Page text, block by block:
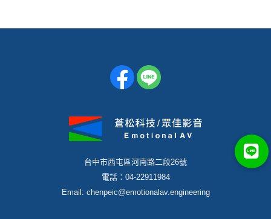
台中市西屯區河南路二段26號
電話：04-22911984
Email: chenpeic@emotionalav.engineering